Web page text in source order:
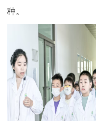
种。